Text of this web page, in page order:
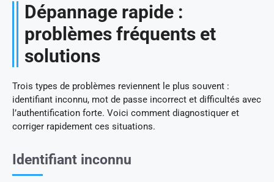
Dépannage rapide :
problèmes fréquents et
solutions
Trois types de problèmes reviennent le plus souvent :
identifiant inconnu, mot de passe incorrect et difficultés avec
l’authentification forte. Voici comment diagnostiquer et
corriger rapidement ces situations.
Identifiant inconnu